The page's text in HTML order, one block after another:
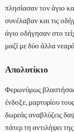
πλησίασαν τον άγιο
συνέλαβαν και τις
άγιο οδήγησαν στο
μαζί με δύο άλλα
Απολυτίκιο
Φερωνύμως
ένδοξε, μαρτυρίου
δωρεάς αναβλύζεις
πάτερ τη αντιλήψει